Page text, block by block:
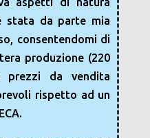
stata da parte mia
consentendomi di
produzione (220
prezzi da vendita
rispetto ad un